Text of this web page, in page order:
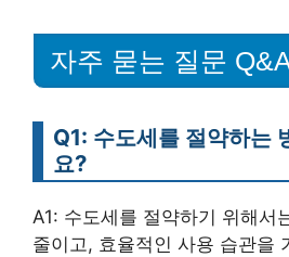
자주 묻는 질문
Q1: 수도세를 절약하는
요?
A1: 수도세를 절약하기 위해서
줄이고, 효율적인 사용 습관을